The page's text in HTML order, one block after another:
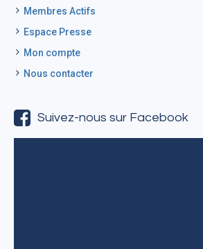
Membres Actifs
Espace Presse
Mon compte
Nous contacter
Suivez-nous sur Facebook